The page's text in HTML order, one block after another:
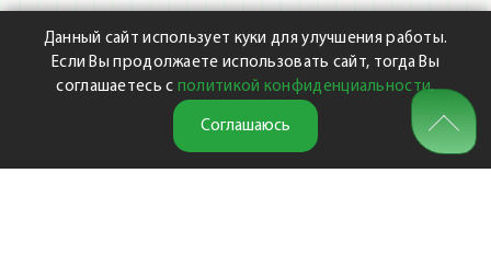
Данный сайт использует куки для улучшения работы.
Если Вы продолжаете использовать сайт, тогда Вы
соглашаетесь с политикой конфиденциальности.
Соглашаюсь